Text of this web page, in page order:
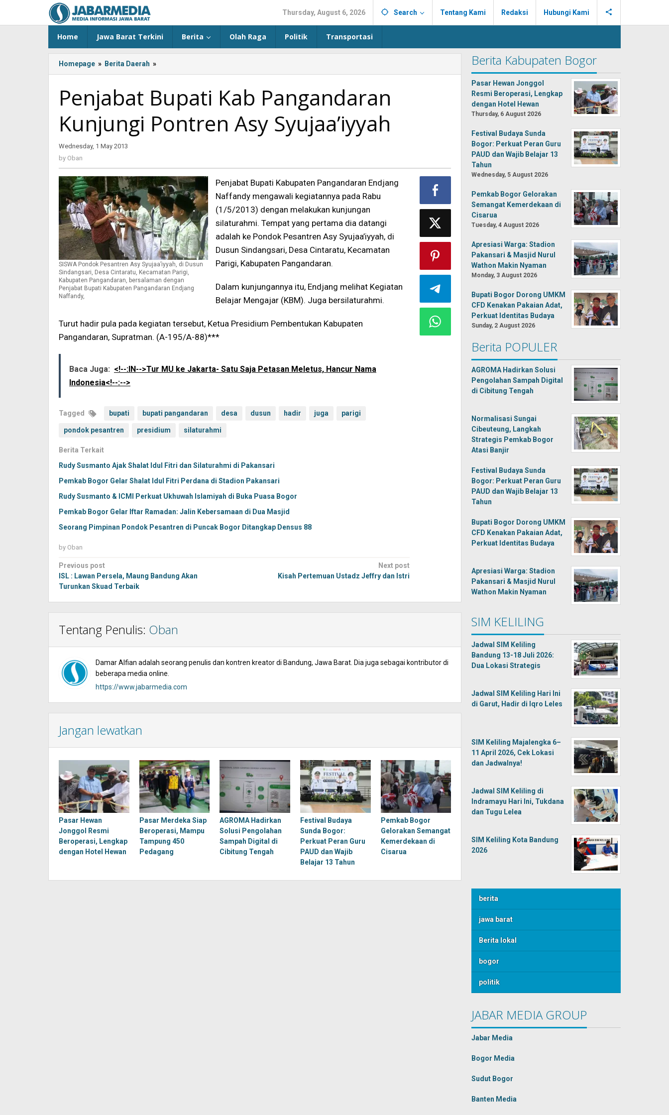
content
Thursday, August 6, 2026 Search Tentang Kami Redaksi Hubungi Kami
Home Jawa Barat Terkini Berita Olah Raga Politik Transportasi
Homepage » Berita Daerah »
Bupati
Pangandaran
Kunjungi
Pontren
Asy
Penjabat Bupati Kab Pangandaran
Kunjungi Pontren Asy Syujaa’iyyah
Wednesday, 1 May 2013
by Oban
SISWA Pondok Pesantren Asy Syujaa’iyyah, di Dusun
Sindangsari, Desa Cintaratu, Kecamatan Parigi,
Kabupaten Pangandaran, bersalaman dengan
Penjabat Bupati Kabupaten Pangandaran Endjang
Naffandy,
Penjabat Bupati Kabupaten Pangandaran Endjang
Naffandy mengawali kegiatannya pada Rabu
(1/5/2013) dengan melakukan kunjungan
silaturahmi. Tempat yang pertama dia datangi
adalah ke Pondok Pesantren Asy Syujaa’iyyah, di
Dusun Sindangsari, Desa Cintaratu, Kecamatan
Parigi, Kabupaten Pangandaran.
Dalam kunjungannya itu, Endjang melihat Kegiatan
Belajar Mengajar (KBM). Juga bersilaturahmi.
Turut hadir pula pada kegiatan tersebut, Ketua Presidium Pembentukan Kabupaten
Pangandaran, Supratman. (A-195/A-88)***
Baca Juga: <!--:IN-->Tur MU ke Jakarta- Satu Saja Petasan Meletus, Hancur Nama
Indonesia<!--:-->
Tagged bupati bupati pangandaran desa dusun hadir juga parigi
pondok pesantren presidium silaturahmi
Berita Terkait
Rudy Susmanto Ajak Shalat Idul Fitri dan Silaturahmi di Pakansari
Pemkab Bogor Gelar Shalat Idul Fitri Perdana di Stadion Pakansari
Rudy Susmanto & ICMI Perkuat Ukhuwah Islamiyah di Buka Puasa Bogor
Pemkab Bogor Gelar Iftar Ramadan: Jalin Kebersamaan di Dua Masjid
Seorang Pimpinan Pondok Pesantren di Puncak Bogor Ditangkap Densus 88
by Oban
Post
navigation
Previous post
ISL : Lawan Persela, Maung Bandung Akan
Turunkan Skuad Terbaik
Next post
Kisah Pertemuan Ustadz Jeffry dan Istri
Tentang Penulis: Oban
Damar Alfian adalah seorang penulis dan kontren kreator di Bandung, Jawa Barat. Dia juga sebagai kontributor di
beberapa media online.
https://www.jabarmedia.com
Jangan lewatkan
Pasar Hewan
Jonggol Resmi
Beroperasi, Lengkap
dengan Hotel Hewan
Pasar Merdeka Siap
Beroperasi, Mampu
Tampung 450
Pedagang
AGROMA Hadirkan
Solusi Pengolahan
Sampah Digital di
Cibitung Tengah
Festival Budaya
Sunda Bogor:
Perkuat Peran Guru
PAUD dan Wajib
Belajar 13 Tahun
Pemkab Bogor
Gelorakan Semangat
Kemerdekaan di
Cisarua
Berita Kabupaten Bogor
Pasar Hewan Jonggol
Resmi Beroperasi, Lengkap
dengan Hotel Hewan
Thursday, 6 August 2026
Festival Budaya Sunda
Bogor: Perkuat Peran Guru
PAUD dan Wajib Belajar 13
Tahun
Wednesday, 5 August 2026
Pemkab Bogor Gelorakan
Semangat Kemerdekaan di
Cisarua
Tuesday, 4 August 2026
Apresiasi Warga: Stadion
Pakansari & Masjid Nurul
Wathon Makin Nyaman
Monday, 3 August 2026
Bupati Bogor Dorong UMKM
CFD Kenakan Pakaian Adat,
Perkuat Identitas Budaya
Sunday, 2 August 2026
Berita POPULER
AGROMA Hadirkan Solusi
Pengolahan Sampah Digital
di Cibitung Tengah
Normalisasi Sungai
Cibeuteung, Langkah
Strategis Pemkab Bogor
Atasi Banjir
Festival Budaya Sunda
Bogor: Perkuat Peran Guru
PAUD dan Wajib Belajar 13
Tahun
Bupati Bogor Dorong UMKM
CFD Kenakan Pakaian Adat,
Perkuat Identitas Budaya
Apresiasi Warga: Stadion
Pakansari & Masjid Nurul
Wathon Makin Nyaman
SIM KELILING
Jadwal SIM Keliling
Bandung 13-18 Juli 2026:
Dua Lokasi Strategis
Jadwal SIM Keliling Hari Ini
di Garut, Hadir di Iqro Leles
SIM Keliling Majalengka 6–
11 April 2026, Cek Lokasi
dan Jadwalnya!
Jadwal SIM Keliling di
Indramayu Hari Ini, Tukdana
dan Tugu Lelea
SIM Keliling Kota Bandung
2026
berita
jawa barat
Berita lokal
bogor
politik
JABAR MEDIA GROUP
Jabar Media
Bogor Media
Sudut Bogor
Banten Media